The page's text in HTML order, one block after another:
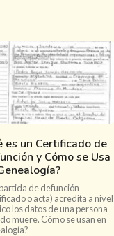
es un Certificado de
y Cómo se Usa
de defunción
o acta) acredita a nivel
los datos de una persona
muere. Cómo se usan en